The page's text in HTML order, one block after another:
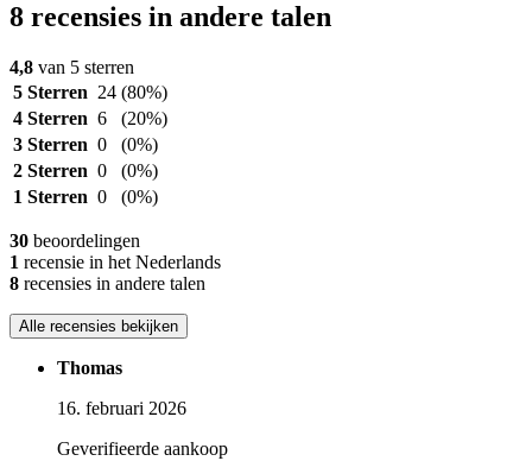
8 recensies in andere talen
4,8 van 5 sterren
5 Sterren 24 (80%)
4 Sterren 6
(20%)
3 Sterren 0
(0%)
2 Sterren 0
(0%)
1 Sterren 0 (0%)
30 beoordelingen
1 recensie in het Nederlands
8 recensies in andere talen
Alle recensies bekijken
Thomas
16. februari 2026
Geverifieerde aankoop